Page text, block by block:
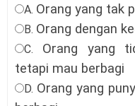
A. Orang yang tak
B. Orang dengan
C. Orang yang
tetapi mau berbagi
D. Orang yang